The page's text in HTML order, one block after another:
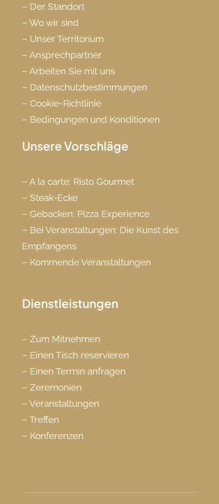
– Der Standort
– Wo wir sind
– Unser Territorium
– Ansprechpartner
– Arbeiten Sie mit uns
– Datenschutzbestimmungen
– Cookie-Richtlinie
– Bedingungen und Konditionen
Unsere Vorschläge
– A la carte: Risto Gourmet
– Steak-Ecke
– Gebacken: Pizza Experience
– Bei Veranstaltungen: Die Kunst des
Empfangens
– Kommende Veranstaltungen
Dienstleistungen
– Zum Mitnehmen
– Einen Tisch reservieren
– Einen Termin anfragen
– Zeremonien
– Veranstaltungen
– Treffen
– Konferenzen